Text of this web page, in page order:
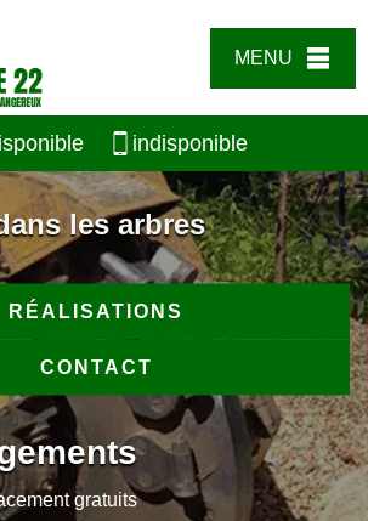
MENU
indisponible
les arbres
RÉALISATIONS
CONTACT
gratuits